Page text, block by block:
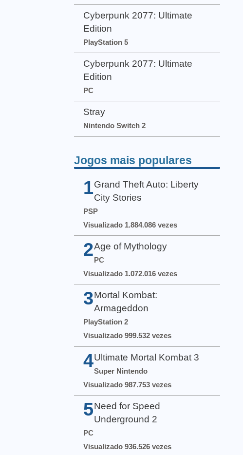
Cyberpunk 2077: Ultimate
Edition
PlayStation 5
Cyberpunk 2077: Ultimate
Edition
PC
Stray
Nintendo Switch 2
Jogos mais populares
1 Grand Theft Auto: Liberty
City Stories
PSP
Visualizado 1.884.086 vezes
2Age of Mythology
PC
Visualizado 1.072.016 vezes
3 Mortal Kombat:
Armageddon
PlayStation 2
Visualizado 999.532 vezes
4 Ultimate Mortal Kombat 3
Super Nintendo
Visualizado 987.753 vezes
5 Need for Speed
Underground 2
PC
Visualizado 936.526 vezes